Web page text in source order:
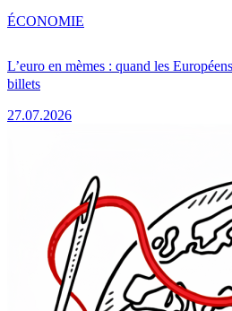
L’euro en mèmes : quand les
billets
27.07.2026
ÉCONOMIE